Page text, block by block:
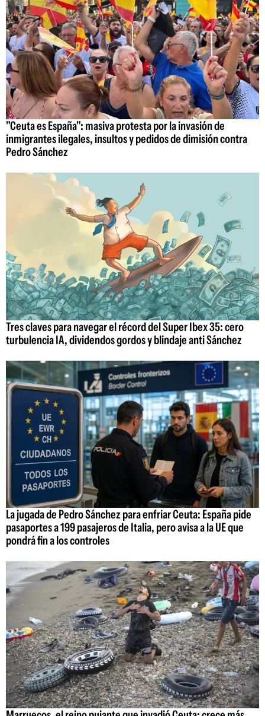
"Ceuta es España": masiva protesta por la invasión de
inmigrantes ilegales, insultos y pedidos de dimisión contra
Pedro Sánchez
Tres claves para navegar el récord del Super Ibex 35: cero
turbulencia IA, dividendos gordos y blindaje anti Sánchez
La jugada de Pedro Sánchez para enfriar Ceuta: España pide
pasaportes a 199 pasajeros de Italia, pero avisa a la UE que
pondrá fin a los controles